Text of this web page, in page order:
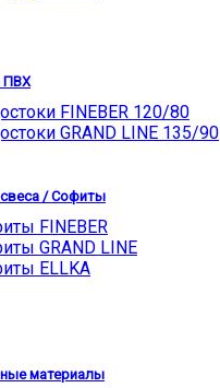
ПВХ
FINEBER 120/80
GRAND LINE 135/90
/ Софиты
FINEBER
GRAND LINE
ELLKA
материалы